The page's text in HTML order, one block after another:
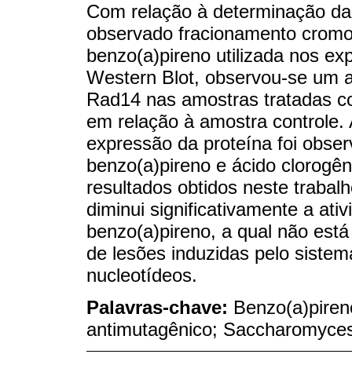
Com relação à determinação
observado fracionamento
benzo(a)pireno utilizada nos
Western Blot, observou-se um
Rad14 nas amostras tratadas
em relação à amostra
expressão da proteína foi
benzo(a)pireno e ácido
resultados obtidos neste
diminui significativamente a
benzo(a)pireno, a qual não
de lesões induzidas pelo
nucleotídeos.
Palavras-chave:
antimutagênico;